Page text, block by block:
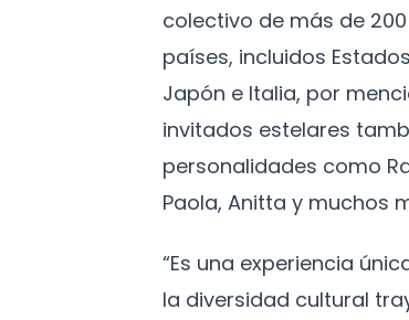
colectivo de más de
países, incluidos
Japón e Italia, por
invitados estelares
personalidades como
Paola, Anitta y muchos
“Es una experiencia
la diversidad cultural